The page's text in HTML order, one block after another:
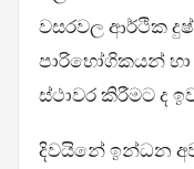
වසරවල ආර්ථික
පාරිභෝගිකයන් හා
ස්ථාවර කිරීමට ද
දිවයිනේ ඉන්ධන